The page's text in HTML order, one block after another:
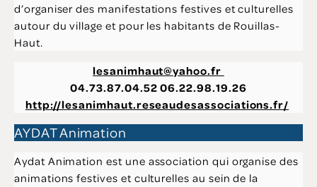
d’organiser des manifestations festives et culturelles
autour du village et pour les habitants de Rouillas-
Haut.
lesanimhaut@yahoo.fr
04.73.87.04.52 06.22.98.19.26
http://lesanimhaut.reseaudesassociations.fr/
AYDAT Animation
Aydat Animation est une association qui organise des
animations festives et culturelles au sein de la